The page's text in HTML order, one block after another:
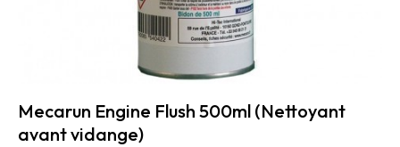
Mecarun Engine Flush 500ml (Nettoyant
avant vidange)